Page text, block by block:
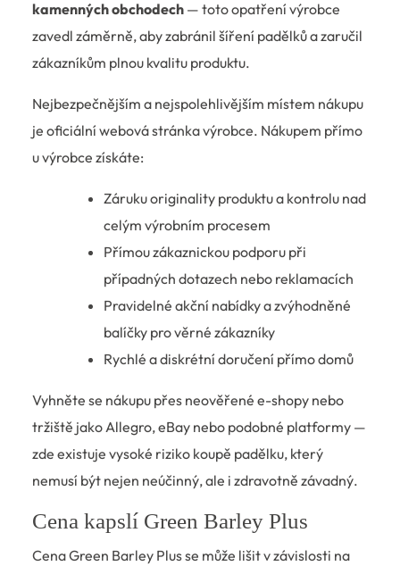
kamenných obchodech — toto opatření výrobce
zavedl záměrně, aby zabránil šíření padělků a zaručil
zákazníkům plnou kvalitu produktu.
Nejbezpečnějším a nejspolehlivějším místem nákupu
je oficiální webová stránka výrobce. Nákupem přímo
u výrobce získáte:
Záruku originality produktu a kontrolu nad
celým výrobním procesem
Přímou zákaznickou podporu při
případných dotazech nebo reklamacích
Pravidelné akční nabídky a zvýhodněné
balíčky pro věrné zákazníky
Rychlé a diskrétní doručení přímo domů
Vyhněte se nákupu přes neověřené e-shopy nebo
tržiště jako Allegro, eBay nebo podobné platformy —
zde existuje vysoké riziko koupě padělku, který
nemusí být nejen neúčinný, ale i zdravotně závadný.
Cena kapslí Green Barley Plus
Cena Green Barley Plus se může lišit v závislosti na